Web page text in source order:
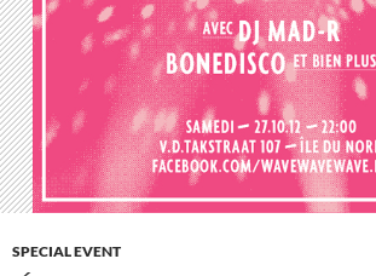
SPECIAL EVENT